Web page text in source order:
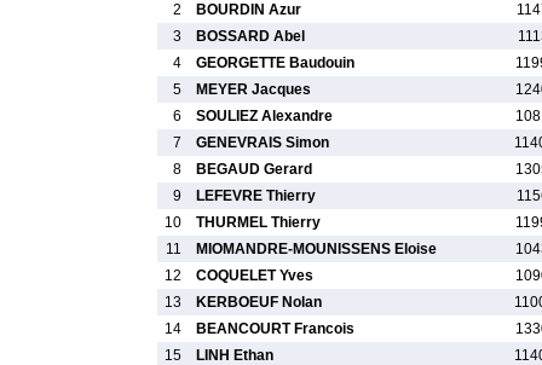
2
BOURDIN Azur
3
BOSSARD Abel
4
GEORGETTE Baudouin
5
MEYER Jacques
6
SOULIEZ Alexandre
7
GENEVRAIS Simon
8
BEGAUD Gerard
9
LEFEVRE Thierry
10
THURMEL Thierry
11
MIOMANDRE-MOUNISSENS Eloise
12
COQUELET Yves
13
KERBOEUF Nolan
14
BEANCOURT Francois
15
LINH Ethan